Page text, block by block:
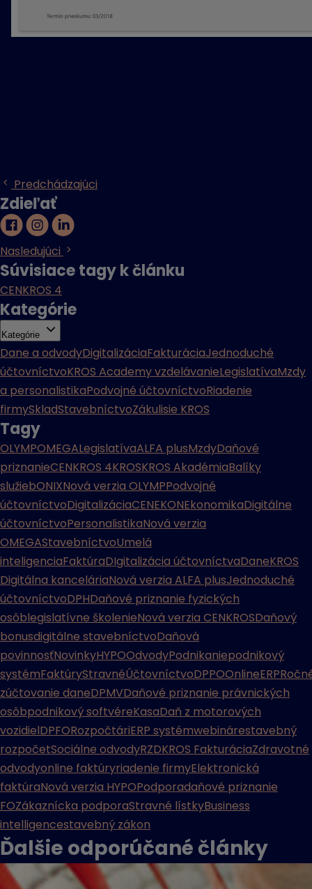
Predchádzajúci
Zdieľať
Nasledujúci
Súvisiace tagy k článku
CENKROS 4
Kategórie
Kategórie
Dane a odvodyDigitalizáciaFakturáciaJednoduché
účtovníctvoKROS Academy vzdelávanieLegislatívaMzdy
a personalistikaPodvojné účtovníctvoRiadenie
firmySkladStavebníctvoZákulisie KROS
Tagy
OLYMPOMEGALegislatívaALFA plusMzdyDaňové
priznanieCENKROS 4KROSKROS AkadémiaBalíky
služiebONIXNová verzia OLYMPPodvojné
účtovníctvoDigitalizáciaCENEKONEkonomikaDigitálne
účtovníctvoPersonalistikaNová verzia
OMEGAStavebníctvoUmelá
inteligenciaFaktúraDIgitalizácia účtovníctvaDaneKROS
Digitálna kanceláriaNová verzia ALFA plusJednoduché
účtovníctvoDPHDaňové priznanie fyzických
osôblegislatívne školenieNová verzia CENKROSDaňový
bonusdigitálne stavebníctvoDaňová
povinnosťNovinkyHYPOOdvodyPodnikaniepodnikový
systémFaktúryStravnéÚčtovníctvoDPPOOnlineERP
zúčtovanie daneDPMVDaňové priznanie právnických
osôbpodnikový softvéreKasaDaň z motorových
vozidielDPFORozpočtáriERP systémwebinárestavebný
rozpočetSociálne odvodyRZDKROS FakturáciaZdravotné
odvodyonline faktúryriadenie firmyElektronická
faktúraNová verzia HYPOPodporadaňové priznanie
FOZákaznícka podporaStravné lístkyBusiness
intelligencestavebný zákon
Ďalšie odporúčané články